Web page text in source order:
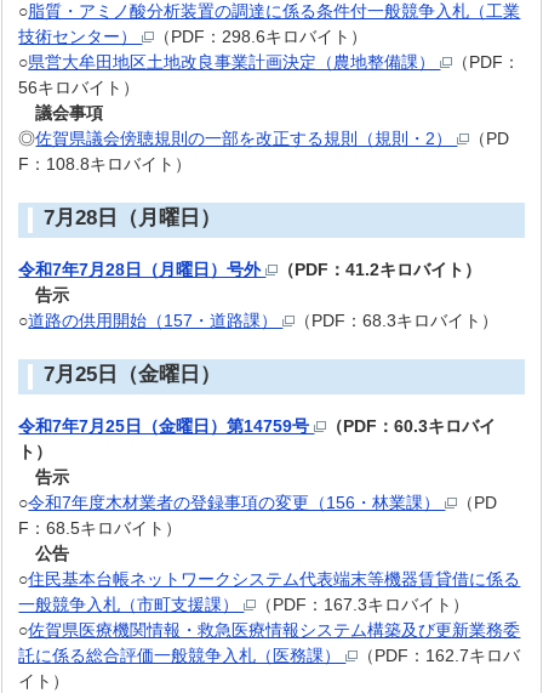
○脂質・アミノ酸分析装置の調達に係る条件付一般競争入札（工業
技術センター）
（PDF：298.6キロバイト）
○県営大牟田地区土地改良事業計画決定（農地整備課）
（PDF：
56キロバイト）
議会事項
◎佐賀県議会傍聴規則の一部を改正する規則（規則・2）
（PD
F：108.8キロバイト）
7月28日（月曜日）
令和7年7月28日（月曜日）号外
（PDF：41.2キロバイト）
告示
○道路の供用開始（157・道路課） （PDF：68.3キロバイト）
7月25日（金曜日）
令和7年7月25日（金曜日）第14759号
（PDF：60.3キロバイ
ト）
告示
○令和7年度木材業者の登録事項の変更（156・林業課）
（PD
F：68.5キロバイト）
公告
○住民基本台帳ネットワークシステム代表端末等機器賃貸借に係る
一般競争入札（市町支援課）
（PDF：167.3キロバイト）
○佐賀県医療機関情報・救急医療情報システム構築及び更新業務委
託に係る総合評価一般競争入札（医務課）
（PDF：162.7キロバ
イト）